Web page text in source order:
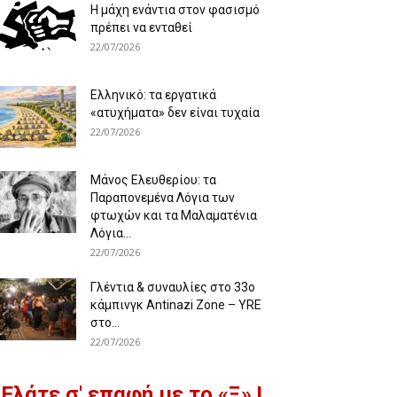
Η μάχη ενάντια στον φασισμό
πρέπει να ενταθεί
22/07/2026
Ελληνικό: τα εργατικά
«ατυχήματα» δεν είναι τυχαία
22/07/2026
Μάνος Ελευθερίου: τα
Παραπονεμένα Λόγια των
φτωχών και τα Μαλαματένια
Λόγια...
22/07/2026
Γλέντια & συναυλίες στο 33ο
κάμπινγκ Antinazi Zone – YRE
στο...
22/07/2026